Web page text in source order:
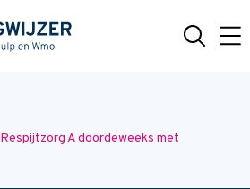
Respijtzorg A doordeweeks met